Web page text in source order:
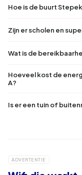
Hoe is de buurt
Zijn er scholen en
Wat is de
Hoeveel kost de
A?
Is er een tuin of
ADVERTENTIE